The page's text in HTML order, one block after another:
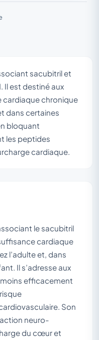
sacubitril et
Il est destiné aux
cardiaque chronique
dans certaines
bloquant
les peptides
cardiaque.
le sacubitril
cardiaque
l’adulte et, dans
Il s’adresse aux
efficacement
Son
neuro-
du cœur et